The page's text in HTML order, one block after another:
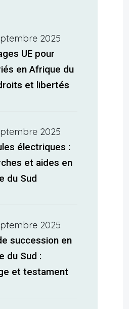
2025
UE pour
en Afrique du
et libertés
2025
électriques :
et aides en
du Sud
2025
succession en
du Sud :
et testament